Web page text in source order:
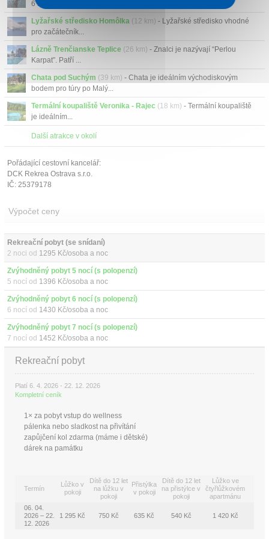
6 km od Považs...
Lyžařské středisko Homôlka (12 km) - Lyžařské středisko vhodné
pro začátečník...
Lázně Trenčianske Teplice (26 km) - Znalci je nazývají “Perlou
Karpat”. Patří ...
Chata pod Suchým (39 km) - Chata je ideálním východiskovým
bodem pro túry po Malý...
Termální koupaliště Veronika - Rajec (18 km) - Termální koupaliště
je ideálním...
Další atrakce v okolí
Pořádající cestovní kancelář:
DCK Rekrea Ostrava s.r.o.
IČ: 25379178
Výpočet ceny
Rekreační pobyt (se snídaní)
2 noci od 1295 Kč/osoba a noc
Zvýhodněný pobyt 5 nocí (s polopenzí)
5 nocí od 1396 Kč/osoba a noc
Zvýhodněný pobyt 6 nocí (s polopenzí)
6 nocí od 1430 Kč/osoba a noc
Zvýhodněný pobyt 7 nocí (s polopenzí)
7 nocí od 1452 Kč/osoba a noc
Rekreační pobyt
Platí 6. 4. 2026 - 22. 12. 2026
Kompletní ceník
1× za pobyt vstup do wellness
pálenka nebo sladkost na přivítání
zapůjčení kol zdarma (máme i dětské)
dárek na památku
Termín
Lůžko v
pokoji
Dítě do 12 let
na lůžku v
pokoji
Přistýlka
v pokoji
Dítě do 12 let
na přistýlce v
pokoji
Lůžko ve
čtyřlůžkovém
apartmánu
06. 04.
2026 – 22.
12. 2026
1 295 Kč 750 Kč 635 Kč 540 Kč 1 420 Kč